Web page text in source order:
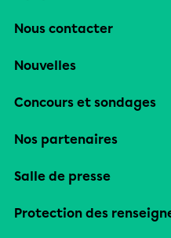
Nous contacter
Nouvelles
Concours et sondages
Nos partenaires
Salle de presse
Protection des